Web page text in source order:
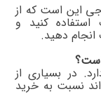
این است که از
کنید و
دهید.
در بسیاری از
نسبت به خرید